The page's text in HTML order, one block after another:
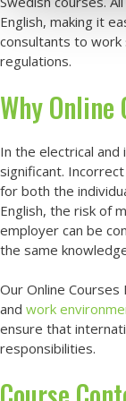
English, making it
consultants to work
regulations.
Why
In the electrical
significant.
for both the
English, the risk of
employer can be
the same
Our Online Courses
and work
ensure that
responsibilities.